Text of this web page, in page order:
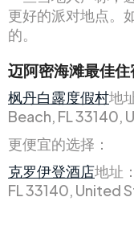
更好的派对地点。
的。
迈阿密海滩最佳住
枫丹白露度假村地
Beach, FL 33140,
更便宜的选择：
克罗伊登酒店地址
FL 33140, United